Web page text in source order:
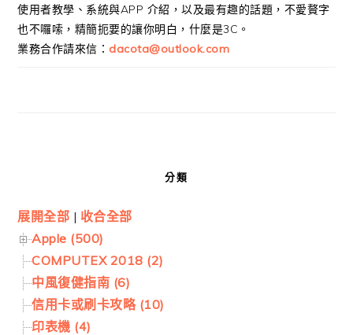
使用者教學、系統與APP 介紹，以及最有趣的話題，不愛贅字
也不囉嗦，精簡扼要的讓你明白，什麼是3C。
業務合作請來信： dacota@outlook.com
分類
展開全部 | 收合全部
Apple (500)
COMPUTEX 2018 (2)
中風復健指南 (6)
信用卡或刷卡攻略 (10)
印表機 (4)